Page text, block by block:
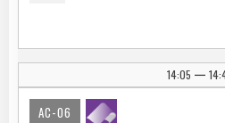
14:05 |
AC-06